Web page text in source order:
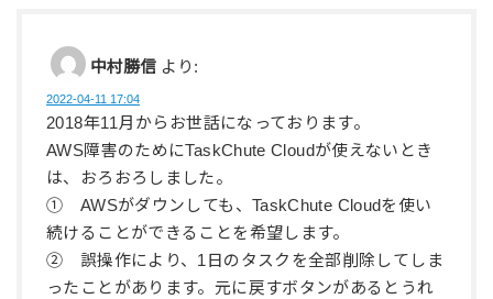
中村勝信 より:
2022-04-11 17:04
2018年11月からお世話になっております。
AWS障害のためにTaskChute Cloudが使えないとき
は、おろおろしました。
① AWSがダウンしても、TaskChute Cloudを使い
続けることができることを希望します。
② 誤操作により、1日のタスクを全部削除してしま
ったことがあります。元に戻すボタンがあるとうれ